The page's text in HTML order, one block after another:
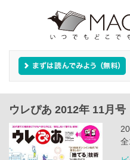
ウレぴあ 2012年 11月号